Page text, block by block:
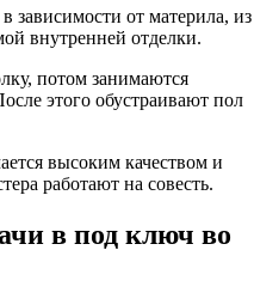
зависимости от материла, из
внутренней отделки.
потом занимаются
этого обустраивают пол
высоким качеством и
работают на совесть.
в под ключ во